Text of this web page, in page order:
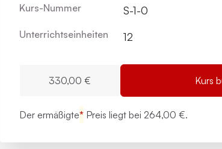
Kurs-Nummer S-1-0
Unterrichts­einheiten 12
330,00 € Kurs
Der ermäßigte* Preis liegt bei 264,00 €.